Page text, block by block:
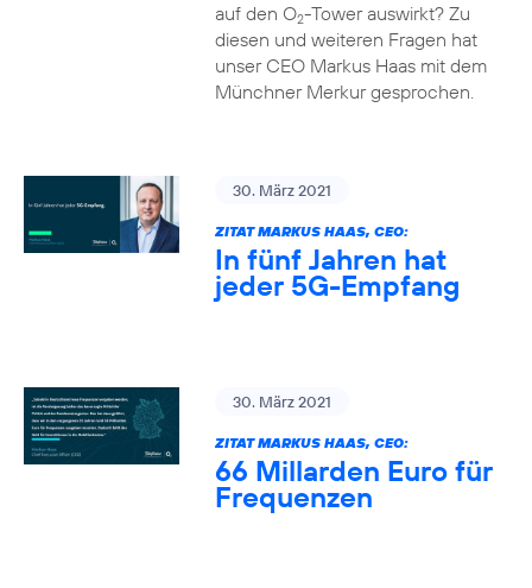
auf den O2-Tower auswirkt? Zu
diesen und weiteren Fragen hat
unser CEO Markus Haas mit dem
Münchner Merkur gesprochen.
30. März 2021
ZITAT MARKUS HAAS, CEO:
In fünf Jahren hat
jeder 5G-Empfang
30. März 2021
ZITAT MARKUS HAAS, CEO:
66 Millarden Euro für
Frequenzen